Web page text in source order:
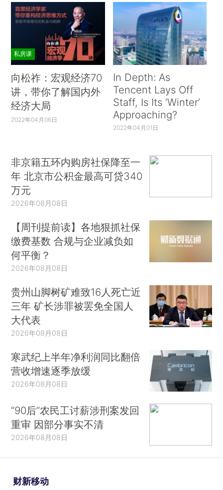
私房课
向松祚：宏观经济70
讲，带你了解国内外
经济大局
2022年04月06日
In Depth: As
Tencent Lays Off
Staff, Is Its ‘Winter’
Approaching?
2022年04月01日
非京籍五环内购房社保降至一
年 北京市公积金最高可贷340
万元
2026年08月08日
【周刊提前读】各地狠抓社保
缴费基数 合规与企业减负如
何平衡？
2026年08月08日
贵州山脚树矿难致16人死亡近
三年 矿长涉罪被罢免全国人
大代表
2026年08月08日
寒武纪上半年净利润同比翻倍
营收增速逐季放缓
2026年08月08日
“90后”农民工讨薪涉刑案发回
重审 因部分事实不清
2026年08月08日
财新移动